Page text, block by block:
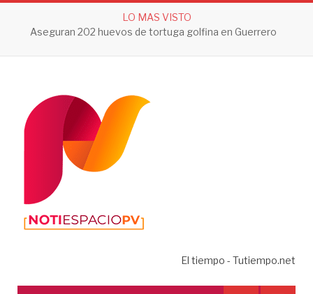
LO MAS VISTO
Aseguran 202 huevos de tortuga golfina en Guerrero
El tiempo - Tutiempo.net